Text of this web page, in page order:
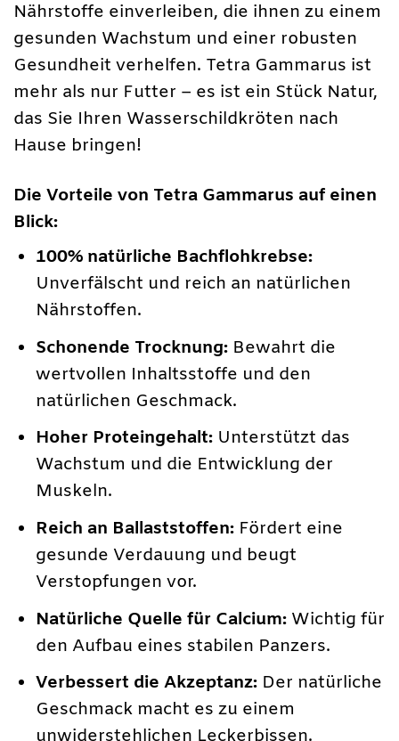
Nährstoffe einverleiben, die ihnen zu einem
gesunden Wachstum und einer robusten
Gesundheit verhelfen. Tetra Gammarus ist
mehr als nur Futter – es ist ein Stück Natur,
das Sie Ihren Wasserschildkröten nach
Hause bringen!
Die Vorteile von Tetra Gammarus auf einen
Blick:
100% natürliche Bachflohkrebse:
Unverfälscht und reich an natürlichen
Nährstoffen.
Schonende Trocknung: Bewahrt die
wertvollen Inhaltsstoffe und den
natürlichen Geschmack.
Hoher Proteingehalt: Unterstützt das
Wachstum und die Entwicklung der
Muskeln.
Reich an Ballaststoffen: Fördert eine
gesunde Verdauung und beugt
Verstopfungen vor.
Natürliche Quelle für Calcium: Wichtig für
den Aufbau eines stabilen Panzers.
Verbessert die Akzeptanz: Der natürliche
Geschmack macht es zu einem